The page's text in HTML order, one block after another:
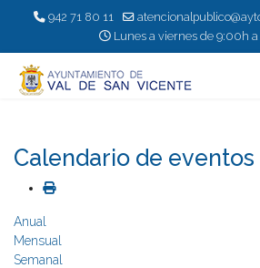
942 71 80 11
Lunes a viernes de 9:00h
Calendario de eventos
Anual
Mensual
Semanal